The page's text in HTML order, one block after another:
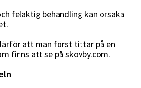
felaktig behandling kan orsaka
att man först tittar på en
finns att se på skovby.com.